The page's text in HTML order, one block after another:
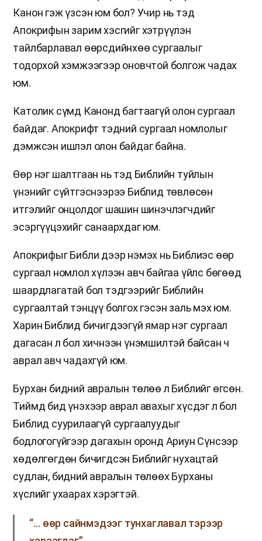
Канон гэж үзсэн юм бол? Учир нь тэд
Апокрифын зарим хэсгийг хэтрүүлэн
тайлбарлавал өөрсдийнхөө сургаалыг
тодорхой хэмжээгээр оновчтой болгож чадах
юм.
Католик сүмд Канонд багтаагүй олон сургаал
байдаг. Апокрифт тэдний сургаал номлолыг
дэмжсэн ишлэл олон байдаг байна.
Өөр нэг шалтгаан нь тэд Библийн туйлын
үнэнийг сүйтгэснээрээ Библид төвлөсөн
итгэлийг онцолдог шашин шинэчлэгчдийг
эсэргүүцэхийг санаархдаг юм.
Апокрифыг Библи дээр нэмэх нь Библиэс өөр
сургаал номлол хүлээн авч байгаа үйлс бөгөөд
шаардлагатай бол тэдгээрийг Библийн
сургаалтай тэнцүү болгох гэсэн заль мэх юм.
Харин Библид бичигдээгүй ямар нэг сургаал
дагасан л бол хичнээн үнэмшилтэй байсан ч
аврал авч чадахгүй юм.
Бурхан бидний авралын төлөө л Библийг өгсөн.
Тиймд бид үнэхээр аврал авахыг хүсдэг л бол
Библид суурилаагүй сургаалуудыг
бодлогогүйгээр дагахын оронд Ариун Сүнсээр
хөдөлгөгдөн бичигдсэн Библийг нухацтай
судлан, бидний авралын төлөөх Бурханы
хүслийг ухаарах хэрэгтэй.
“… өөр сайнмэдээг тунхаглавал тэрээр